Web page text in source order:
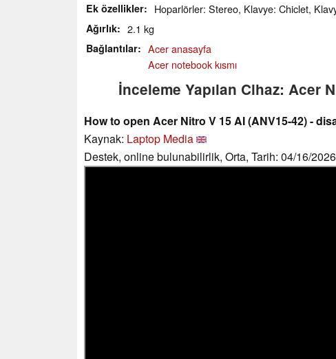
Ek özellikler Hoparlörler: Stereo, Klavye: Chiclet,
Ağırlık 2.1 kg
Bağlantılar
Acer anasayfa
Acer notebook kısmı
İnceleme Yapılan Cihaz: Acer
How to open Acer Nitro V 15 AI (ANV15-42) -
Kaynak: Laptop Media
Destek, online bulunabilirlik, Orta, Tarih: 04/16/2026